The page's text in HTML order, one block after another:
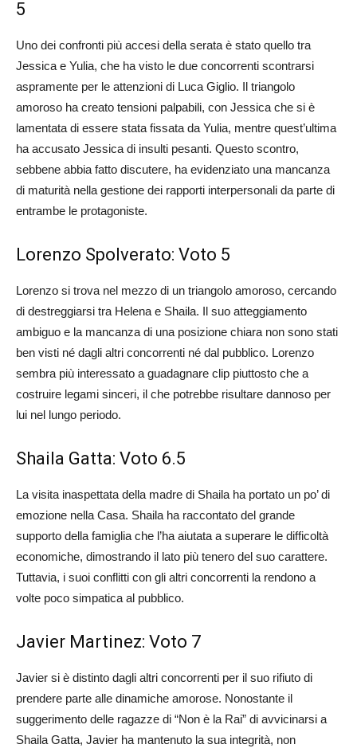
5
Uno dei confronti più accesi della serata è stato quello tra
Jessica e Yulia, che ha visto le due concorrenti scontrarsi
aspramente per le attenzioni di Luca Giglio. Il triangolo
amoroso ha creato tensioni palpabili, con Jessica che si è
lamentata di essere stata fissata da Yulia, mentre quest’ultima
ha accusato Jessica di insulti pesanti. Questo scontro,
sebbene abbia fatto discutere, ha evidenziato una mancanza
di maturità nella gestione dei rapporti interpersonali da parte di
entrambe le protagoniste.
Lorenzo Spolverato: Voto 5
Lorenzo si trova nel mezzo di un triangolo amoroso, cercando
di destreggiarsi tra Helena e Shaila. Il suo atteggiamento
ambiguo e la mancanza di una posizione chiara non sono stati
ben visti né dagli altri concorrenti né dal pubblico. Lorenzo
sembra più interessato a guadagnare clip piuttosto che a
costruire legami sinceri, il che potrebbe risultare dannoso per
lui nel lungo periodo.
Shaila Gatta: Voto 6.5
La visita inaspettata della madre di Shaila ha portato un po’ di
emozione nella Casa. Shaila ha raccontato del grande
supporto della famiglia che l’ha aiutata a superare le difficoltà
economiche, dimostrando il lato più tenero del suo carattere.
Tuttavia, i suoi conflitti con gli altri concorrenti la rendono a
volte poco simpatica al pubblico.
Javier Martinez: Voto 7
Javier si è distinto dagli altri concorrenti per il suo rifiuto di
prendere parte alle dinamiche amorose. Nonostante il
suggerimento delle ragazze di “Non è la Rai” di avvicinarsi a
Shaila Gatta, Javier ha mantenuto la sua integrità, non